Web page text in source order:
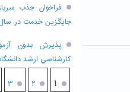
فراخوان جذب
جايگزين خدمت در سال
پذيرش بدون
کارشناسي ارشد
۱ ۲ ۳